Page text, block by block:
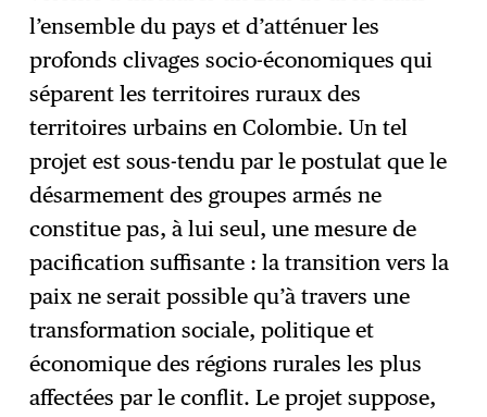
l’ensemble du pays et d’atténuer les
profonds clivages socio-économiques qui
séparent les territoires ruraux des
territoires urbains en Colombie. Un tel
projet est sous-tendu par le postulat que le
désarmement des groupes armés ne
constitue pas, à lui seul, une mesure de
pacification suffisante : la transition vers la
paix ne serait possible qu’à travers une
transformation sociale, politique et
économique des régions rurales les plus
affectées par le conflit. Le projet suppose,